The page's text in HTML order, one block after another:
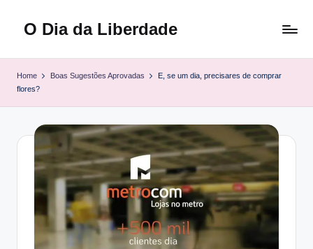
O Dia da Liberdade
Home Boas Sugestões Aprovadas
E, se um dia, precisares de comprar
flores?